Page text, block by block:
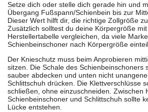
Setze dich oder stelle dich gerade hin und
Übergang Fußspann/Schienbein bis zur
Dieser Wert hilft dir, die richtige Zollgröße
Zusätzlich solltest du deine Körpergröße
Herstellertabelle vergleichen, da viele
Schienbeinschoner nach Körpergröße
Der Knieschutz muss beim Anprobieren
sitzen. Die Schale des Schienbeinschoners
sauber abdecken und unten nicht
Schlittschuh drücken. Die Klettverschlüsse
schließen, ohne einzuschneiden. Zwischen
Schienbeinschoner und Schlittschuh sollte
Lücke entstehen.